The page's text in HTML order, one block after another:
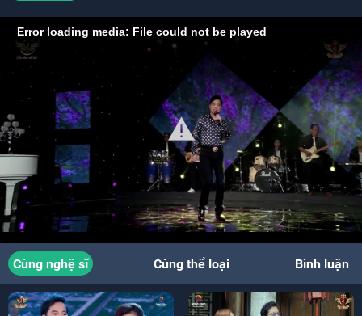
Error loading media: File could not be played
Cùng nghệ sĩ Cùng thể loại Bình luận